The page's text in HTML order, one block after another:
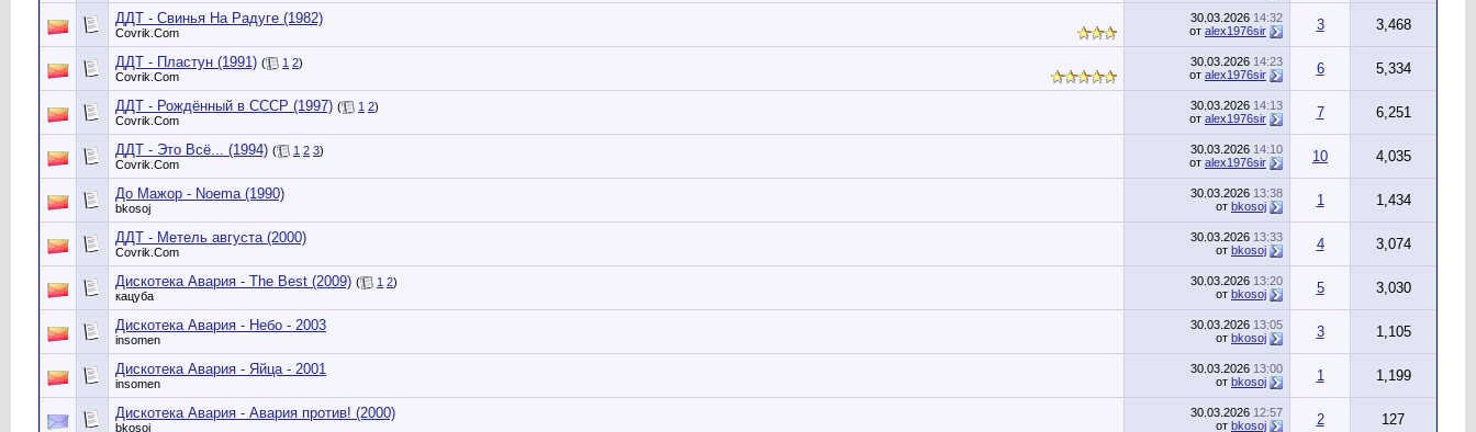
ДДТ - Свинья На Радуге (1982)
Сovrik.Com
30.03.2026 14:32
от alex1976sir 3 3,468
ДДТ - Пластун (1991) ( 1 2)
Сovrik.Com
30.03.2026 14:23
от alex1976sir 6 5,334
ДДТ - Рождённый в СССР (1997) ( 1 2)
Сovrik.Com
30.03.2026 14:13
от alex1976sir 7 6,251
ДДТ - Это Всё... (1994) ( 1 2 3)
Сovrik.Com
30.03.2026 14:10
от alex1976sir 10 4,035
До Мажор - Noema (1990)
bkosoj
30.03.2026 13:38
от bkosoj 1 1,434
ДДТ - Метель августа (2000)
Сovrik.Com
30.03.2026 13:33
от bkosoj 4 3,074
Дискотека Авария - The Best (2009) ( 1 2)
кацуба
30.03.2026 13:20
от bkosoj 5 3,030
Дискотека Авария - Небо - 2003
insomen
30.03.2026 13:05
от bkosoj 3 1,105
Дискотека Авария - Яйца - 2001
insomen
30.03.2026 13:00
от bkosoj 1 1,199
Дискотека Авария - Авария против! (2000)
bkosoj
30.03.2026 12:57
от bkosoj 2 127